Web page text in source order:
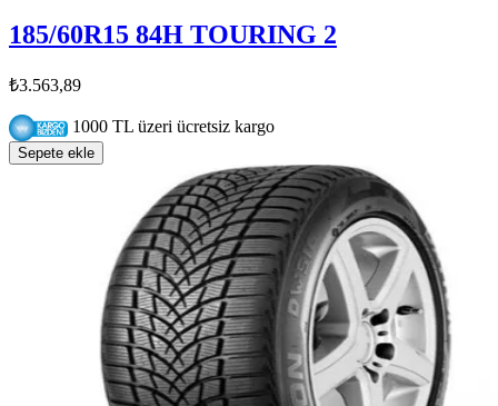
185/60R15 84H TOURING 2
₺3.563,89
1000 TL üzeri ücretsiz kargo
Sepete ekle